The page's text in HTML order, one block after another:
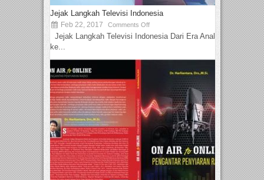
Jejak Langkah Televisi Indonesia
Feb 22, 2017 Comments Off
Jejak Langkah Televisi Indonesia Dari Era Analog
ke...